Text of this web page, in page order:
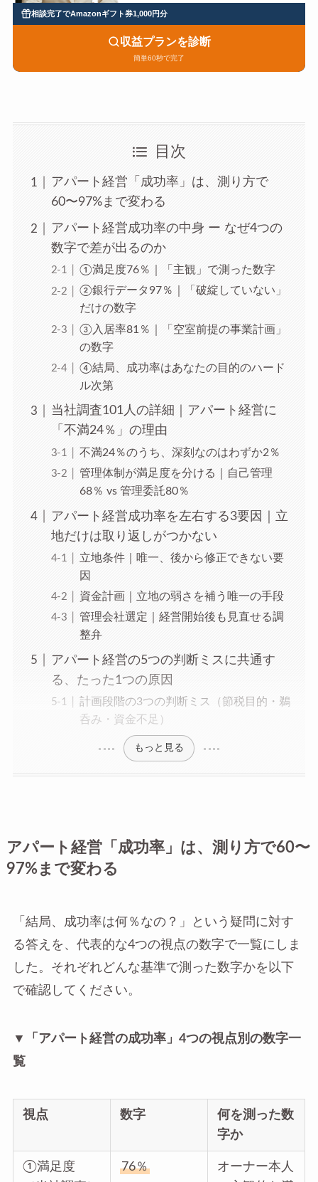
相談完了でAmazonギフト券1,000円分
収益プランを診断
簡単60秒で完了
目次
アパート経営「成功率」は、測り方で
60〜97%まで変わる
アパート経営成功率の中身 ー なぜ4つの
数字で差が出るのか
①満足度76％｜「主観」で測った数字
②銀行データ97％｜「破綻していない」
だけの数字
③入居率81％｜「空室前提の事業計画」
の数字
④結局、成功率はあなたの目的のハード
ル次第
当社調査101人の詳細｜アパート経営に
「不満24％」の理由
不満24％のうち、深刻なのはわずか2％
管理体制が満足度を分ける｜自己管理
68％ vs 管理委託80％
アパート経営成功率を左右する3要因｜立
地だけは取り返しがつかない
立地条件｜唯一、後から修正できない要
因
資金計画｜立地の弱さを補う唯一の手段
管理会社選定｜経営開始後も見直せる調
整弁
アパート経営の5つの判断ミスに共通す
る、たった1つの原因
計画段階の3つの判断ミス（節税目的・鵜
呑み・資金不足）
もっと見る
アパート経営「成功率」は、測り方で60〜
97%まで変わる
「結局、成功率は何％なの？」という疑問に対す
る答えを、代表的な4つの視点の数字で一覧にしま
した。それぞれどんな基準で測った数字かを以下
で確認してください。
▼「アパート経営の成功率」4つの視点別の数字一
覧
視点 数字
何を測った数
字か
①満足度
76％
オーナー本人